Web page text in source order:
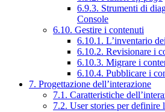
6.9.3. Strumenti di
Console
6.10. Gestire i contenuti
6.10.1. L’inventario
6.10.2. Revisionare i
6.10.3. Migrare i
6.10.4. Pubblicare i
7. Progettazione dell’interazione
7.1. Caratteristiche
7.2. User stories per definire